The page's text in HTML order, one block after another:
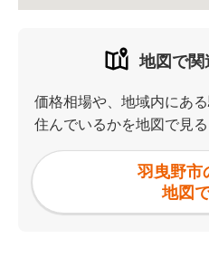
地図で関
価格相場や、地域内にあ
住んでいるかを地図で見る
羽曳野市
地図